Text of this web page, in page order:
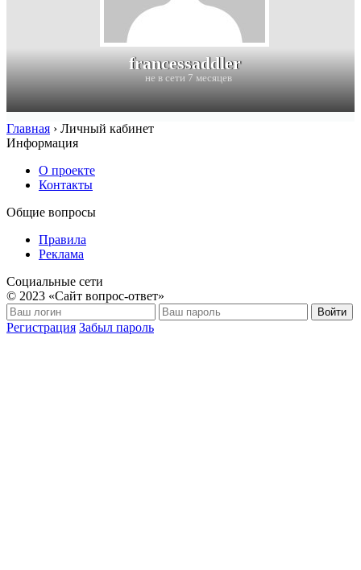
francessaddler
не в сети 7 месяцев
Главная › Личный кабинет
Информация
О проекте
Контакты
Общие вопросы
Правила
Реклама
Социальные сети
© 2023 «Сайт вопрос-ответ»
Войти
Регистрация Забыл пароль